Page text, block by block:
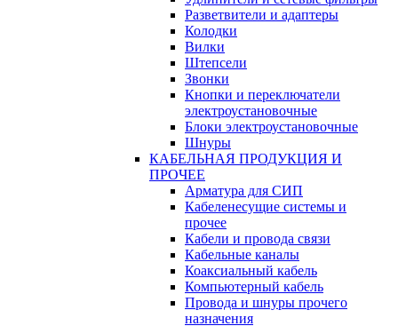
Разветвители и адаптеры
Колодки
Вилки
Штепсели
Звонки
Кнопки и переключатели
электроустановочные
Блоки электроустановочные
Шнуры
КАБЕЛЬНАЯ ПРОДУКЦИЯ И
ПРОЧЕЕ
Арматура для СИП
Кабеленесущие системы и
прочее
Кабели и провода связи
Кабельные каналы
Коаксиальный кабель
Компьютерный кабель
Провода и шнуры прочего
назначения